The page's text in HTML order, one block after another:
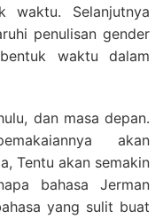
waktu. Selanjutnya
penulisan gender
waktu dalam
dan masa depan.
akan
Tentu akan semakin
bahasa Jerman
yang sulit buat